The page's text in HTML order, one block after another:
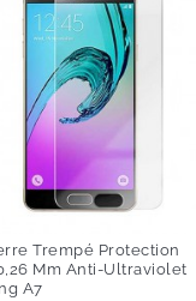
Trempé Protection
Mm Anti-Ultraviolet
A7